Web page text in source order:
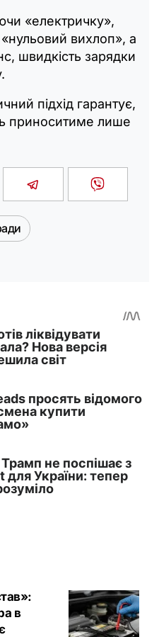
«електричку»,
вихлоп», а
швидкість зарядки
підхід гарантує,
приноситиме лише
в